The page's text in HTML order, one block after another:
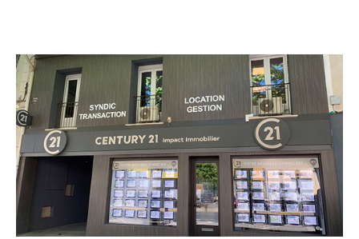
CENTURY 21 Impact Immobilier
18 avenue du Général de Gaulle
ALES - 30100
Envoyer un message
Téléphoner à l'agence